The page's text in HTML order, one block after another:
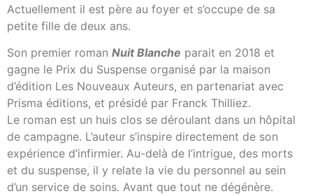
Actuellement il est père au foyer et s’occupe de sa
petite fille de deux ans.
Son premier roman Nuit Blanche parait en 2018 et
gagne le Prix du Suspense organisé par la maison
d’édition Les Nouveaux Auteurs, en partenariat avec
Prisma éditions, et présidé par Franck Thilliez.
Le roman est un huis clos se déroulant dans un hôpital
de campagne. L’auteur s’inspire directement de son
expérience d’infirmier. Au-delà de l’intrigue, des morts
et du suspense, il y relate la vie du personnel au sein
d’un service de soins. Avant que tout ne dégénère.